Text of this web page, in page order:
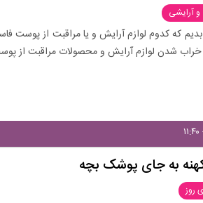
و آرایشی
که کدوم لوازم آرایش و یا مراقبت از پوست
شدن لوازم آرایش و محصولات مراقبت از
کهنه به جای پوشک بچه
روز